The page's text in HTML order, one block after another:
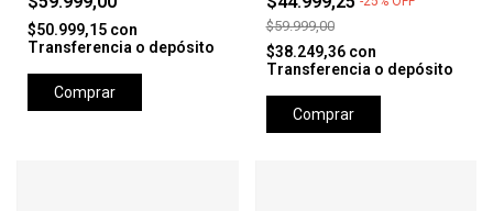
$50.999,15 con
Transferencia o depósito
Comprar
$59.999,00
$38.249,36 con
Transferencia o depósito
Comprar